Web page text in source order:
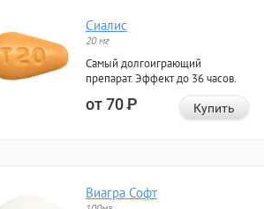
Сиалис
20 мг
Самый долгоиграющий
препарат. Эффект до 36 часов.
от 70Р Купить
Виагра Софт